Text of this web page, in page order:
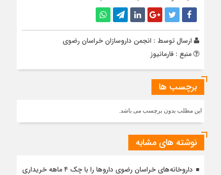
ارسال توسط : انجمن داروسازان خراسان رضوی
منبع : فارمانیوز
برچسب ها
این مطلب بدون برچسب می باشد.
نوشته های مشابه
داروخانه‌های خراسان رضوی داروها را با چک ۴ ماهه خریداری